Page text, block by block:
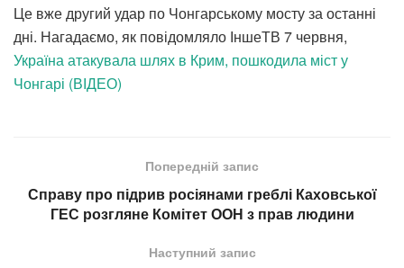
Це вже другий удар по Чонгарському мосту за останні
дні. Нагадаємо, як повідомляло ІншеТВ 7 червня,
Україна атакувала шлях в Крим, пошкодила міст у
Чонгарі (ВІДЕО)
Попередній запис
Справу про підрив росіянами греблі Каховської
ГЕС розгляне Комітет ООН з прав людини
Наступний запис